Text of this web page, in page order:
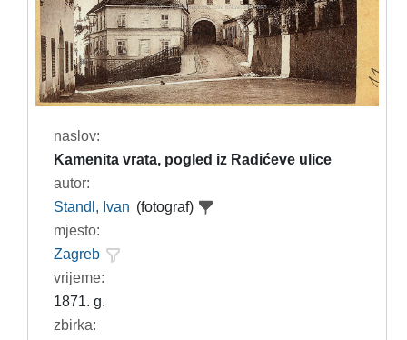
naslov:
Kamenita vrata, pogled iz Radićeve ulice
autor:
Standl, Ivan (fotograf)
mjesto:
Zagreb
vrijeme:
1871. g.
zbirka: